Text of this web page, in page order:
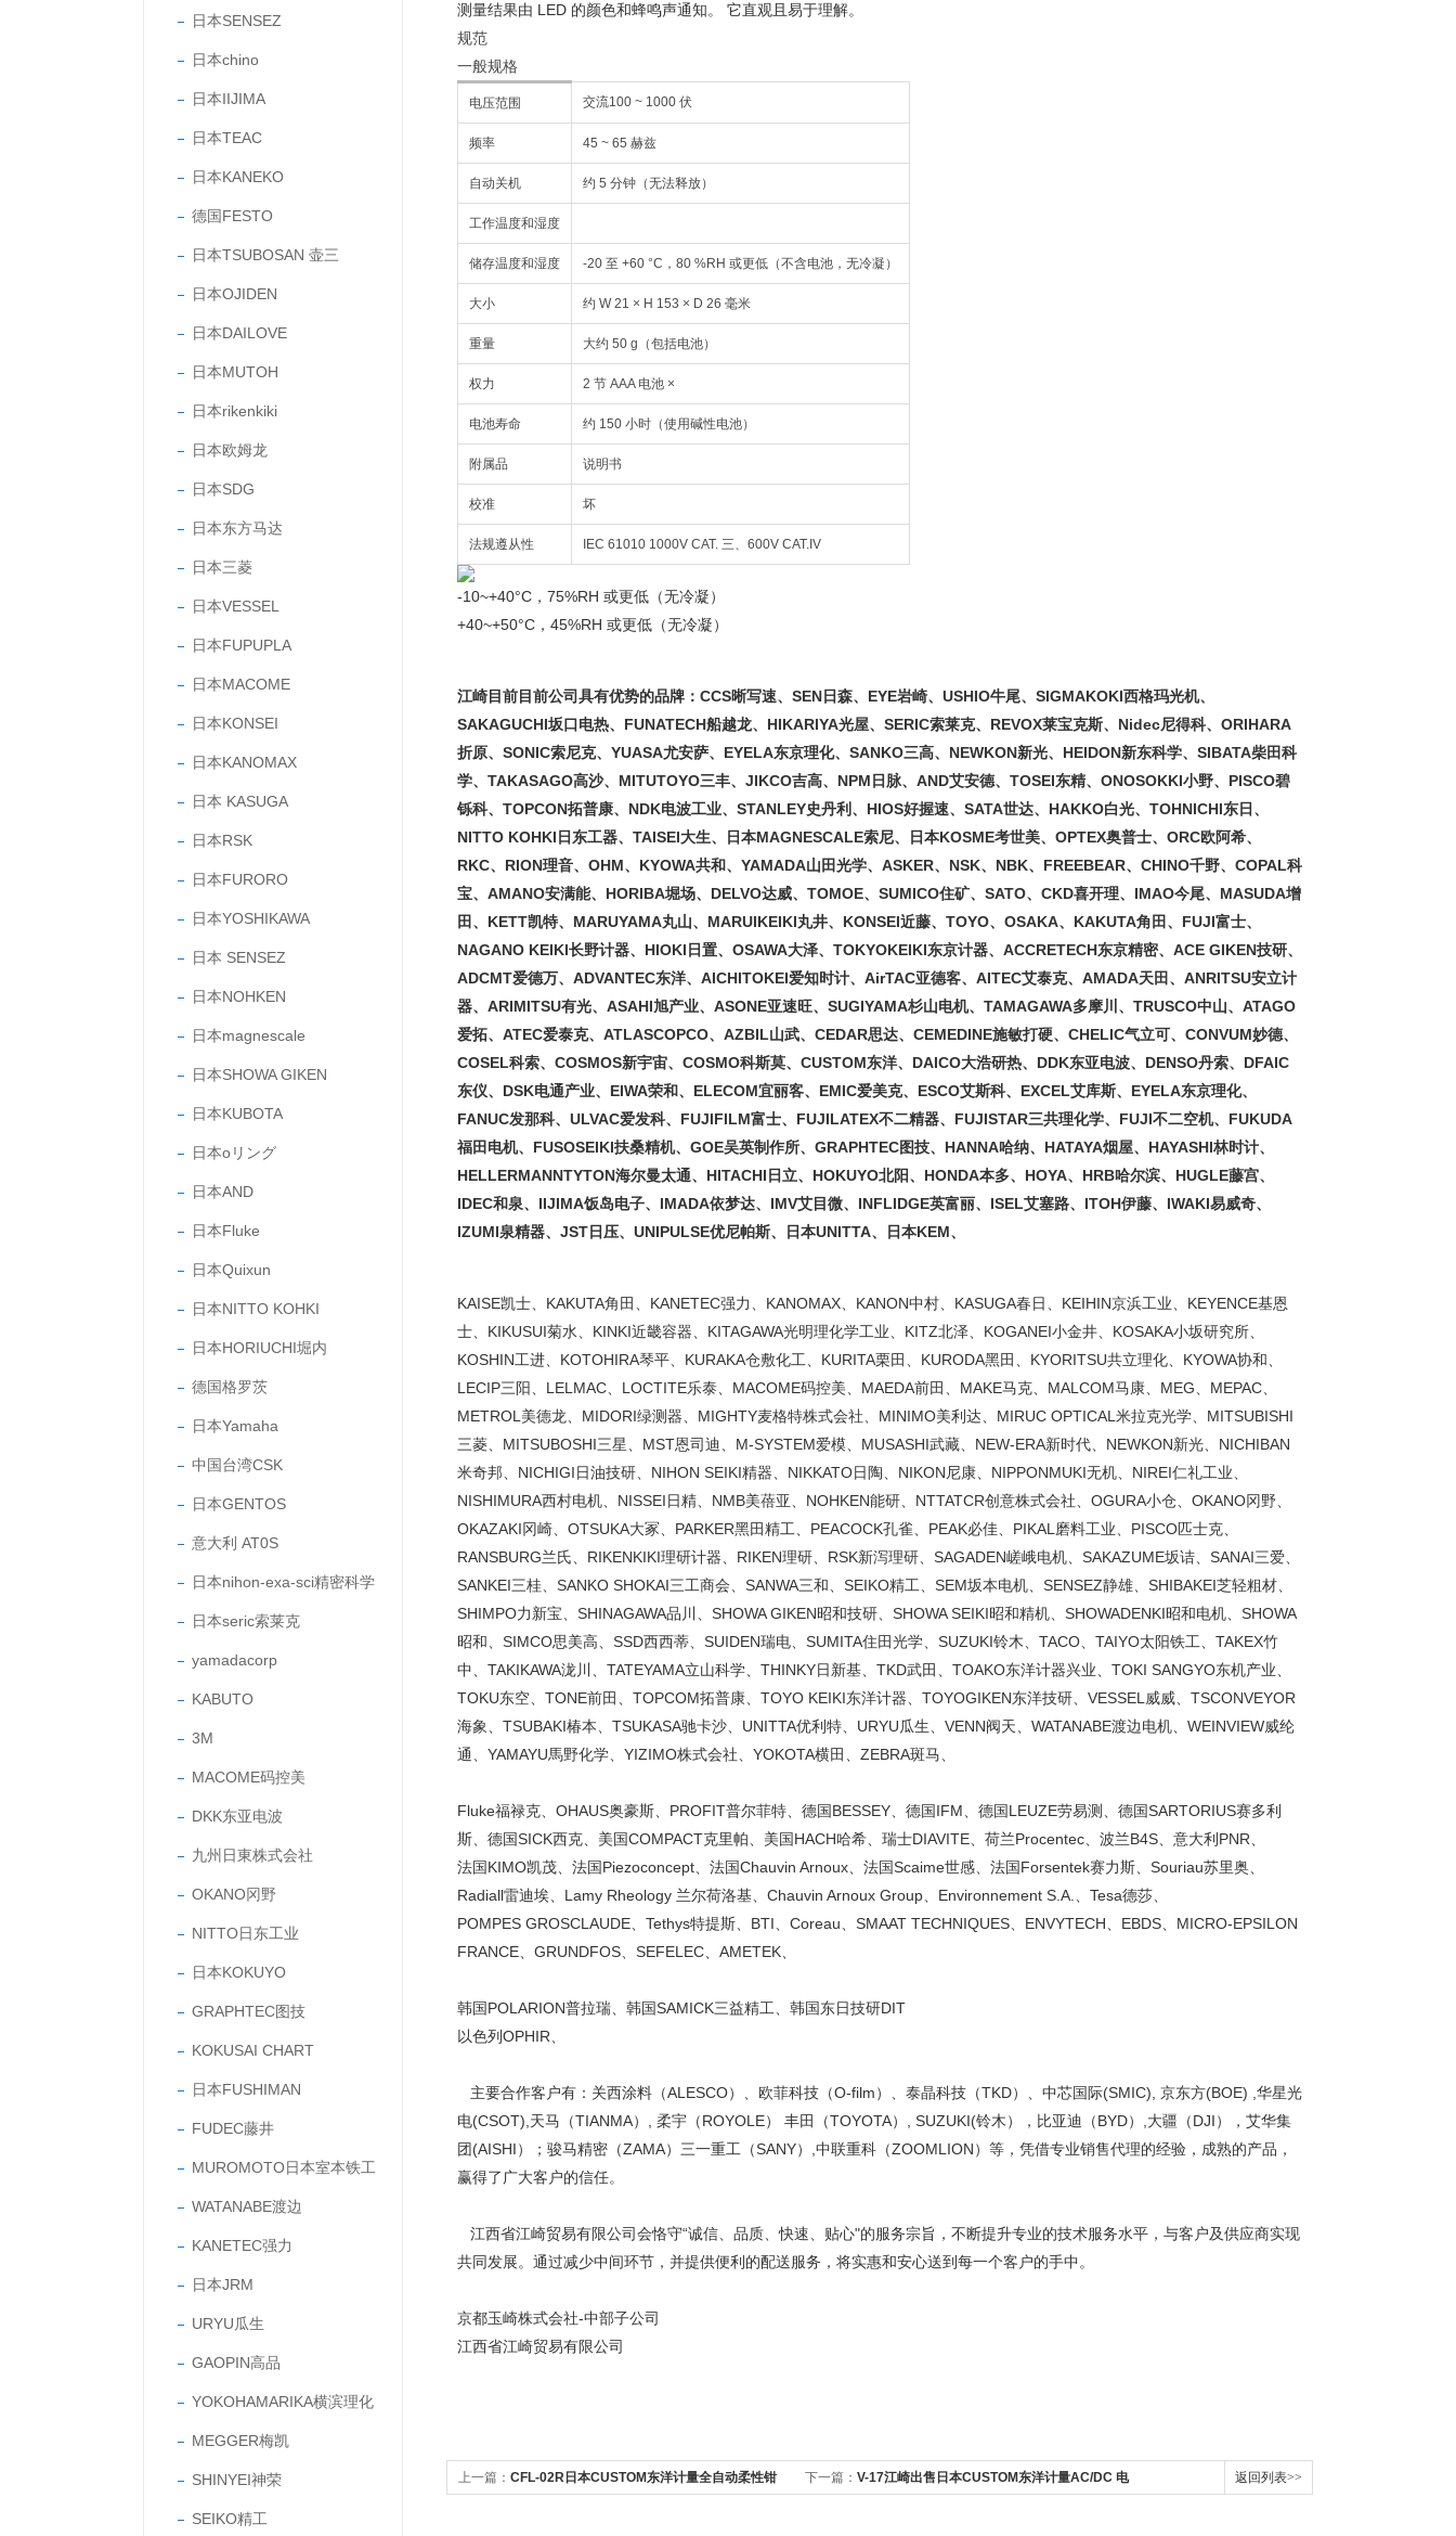
日本SENSEZ
日本chino
日本IIJIMA
日本TEAC
日本KANEKO
德国FESTO
日本TSUBOSAN 壶三
日本OJIDEN
日本DAILOVE
日本MUTOH
日本rikenkiki
日本欧姆龙
日本SDG
日本东方马达
日本三菱
日本VESSEL
日本FUPUPLA
日本MACOME
日本KONSEI
日本KANOMAX
日本 KASUGA
日本RSK
日本FURORO
日本YOSHIKAWA
日本 SENSEZ
日本NOHKEN
日本magnescale
日本SHOWA GIKEN
日本KUBOTA
日本oリング
日本AND
日本Fluke
日本Quixun
日本NITTO KOHKI
日本HORIUCHI堀内
德国格罗茨
日本Yamaha
中国台湾CSK
日本GENTOS
意大利 AT0S
日本nihon-exa-sci精密科学
日本seric索莱克
yamadacorp
KABUTO
3M
MACOME码控美
DKK东亚电波
九州日東株式会社
OKANO冈野
NITTO日东工业
日本KOKUYO
GRAPHTEC图技
KOKUSAI CHART
日本FUSHIMAN
FUDEC藤井
MUROMOTO日本室本铁工
WATANABE渡边
KANETEC强力
日本JRM
URYU瓜生
GAOPIN高品
YOKOHAMARIKA横滨理化
MEGGER梅凯
SHINYEI神荣
SEIKO精工
测量结果由 LED 的颜色和蜂鸣声通知。 它直观且易于理解。
规范
一般规格
电压范围 交流100 ~ 1000 伏
频率 45 ~ 65 赫兹
自动关机 约 5 分钟（无法释放）
工作温度和湿度
储存温度和湿度 -20 至 +60 °C，80 %RH 或更低（不含电池，无冷凝）
大小 约 W 21 × H 153 × D 26 毫米
重量 大约 50 g（包括电池）
权力 2 节 AAA 电池 ×
电池寿命 约 150 小时（使用碱性电池）
附属品 说明书
校准 坏
法规遵从性 IEC 61010 1000V CAT. 三、600V CAT.IV
-10~+40°C，75%RH 或更低（无冷凝）
+40~+50°C，45%RH 或更低（无冷凝）
江崎目前目前公司具有优势的品牌：CCS晰写速、SEN日森、EYE岩崎、USHIO牛尾、SIGMAKOKI西格玛光机、
SAKAGUCHI坂口电热、FUNATECH船越龙、HIKARIYA光屋、SERIC索莱克、REVOX莱宝克斯、Nidec尼得科、ORIHARA
折原、SONIC索尼克、YUASA尤安萨、EYELA东京理化、SANKO三高、NEWKON新光、HEIDON新东科学、SIBATA柴田科
学、TAKASAGO高沙、MITUTOYO三丰、JIKCO吉高、NPM日脉、AND艾安德、TOSEI东精、ONOSOKKI小野、PISCO碧
铄科、TOPCON拓普康、NDK电波工业、STANLEY史丹利、HIOS好握速、SATA世达、HAKKO白光、TOHNICHI东日、
NITTO KOHKI日东工器、TAISEI大生、日本MAGNESCALE索尼、日本KOSME考世美、OPTEX奥普士、ORC欧阿希、
RKC、RION理音、OHM、KYOWA共和、YAMADA山田光学、ASKER、NSK、NBK、FREEBEAR、CHINO千野、COPAL科
宝、AMANO安满能、HORIBA堀场、DELVO达威、TOMOE、SUMICO住矿、SATO、CKD喜开理、IMAO今尾、MASUDA增
田、KETT凯特、MARUYAMA丸山、MARUIKEIKI丸井、KONSEI近藤、TOYO、OSAKA、KAKUTA角田、FUJI富士、
NAGANO KEIKI长野计器、HIOKI日置、OSAWA大泽、TOKYOKEIKI东京计器、ACCRETECH东京精密、ACE GIKEN技研、
ADCMT爱德万、ADVANTEC东洋、AICHITOKEI爱知时计、AirTAC亚德客、AITEC艾泰克、AMADA天田、ANRITSU安立计
器、ARIMITSU有光、ASAHI旭产业、ASONE亚速旺、SUGIYAMA杉山电机、TAMAGAWA多摩川、TRUSCO中山、ATAGO
爱拓、ATEC爱泰克、ATLASCOPCO、AZBIL山武、CEDAR思达、CEMEDINE施敏打硬、CHELIC气立可、CONVUM妙德、
COSEL科索、COSMOS新宇宙、COSMO科斯莫、CUSTOM东洋、DAICO大浩研热、DDK东亚电波、DENSO丹索、DFAIC
东仪、DSK电通产业、EIWA荣和、ELECOM宜丽客、EMIC爱美克、ESCO艾斯科、EXCEL艾库斯、EYELA东京理化、
FANUC发那科、ULVAC爱发科、FUJIFILM富士、FUJILATEX不二精器、FUJISTAR三共理化学、FUJI不二空机、FUKUDA
福田电机、FUSOSEIKI扶桑精机、GOE吴英制作所、GRAPHTEC图技、HANNA哈纳、HATAYA烟屋、HAYASHI林时计、
HELLERMANNTYTON海尔曼太通、HITACHI日立、HOKUYO北阳、HONDA本多、HOYA、HRB哈尔滨、HUGLE藤宫、
IDEC和泉、IIJIMA饭岛电子、IMADA依梦达、IMV艾目微、INFLIDGE英富丽、ISEL艾塞路、ITOH伊藤、IWAKI易威奇、
IZUMI泉精器、JST日压、UNIPULSE优尼帕斯、日本UNITTA、日本KEM、
KAISE凯士、KAKUTA角田、KANETEC强力、KANOMAX、KANON中村、KASUGA春日、KEIHIN京浜工业、KEYENCE基恩
士、KIKUSUI菊水、KINKI近畿容器、KITAGAWA光明理化学工业、KITZ北泽、KOGANEI小金井、KOSAKA小坂研究所、
KOSHIN工进、KOTOHIRA琴平、KURAKA仓敷化工、KURITA栗田、KURODA黑田、KYORITSU共立理化、KYOWA协和、
LECIP三阳、LELMAC、LOCTITE乐泰、MACOME码控美、MAEDA前田、MAKE马克、MALCOM马康、MEG、MEPAC、
METROL美德龙、MIDORI绿测器、MIGHTY麦格特株式会社、MINIMO美利达、MIRUC OPTICAL米拉克光学、MITSUBISHI
三菱、MITSUBOSHI三星、MST恩司迪、M-SYSTEM爱模、MUSASHI武藏、NEW-ERA新时代、NEWKON新光、NICHIBAN
米奇邦、NICHIGI日油技研、NIHON SEIKI精器、NIKKATO日陶、NIKON尼康、NIPPONMUKI无机、NIREI仁礼工业、
NISHIMURA西村电机、NISSEI日精、NMB美蓓亚、NOHKEN能研、NTTATCR创意株式会社、OGURA小仓、OKANO冈野、
OKAZAKI冈崎、OTSUKA大冢、PARKER黑田精工、PEACOCK孔雀、PEAK必佳、PIKAL磨料工业、PISCO匹士克、
RANSBURG兰氏、RIKENKIKI理研计器、RIKEN理研、RSK新泻理研、SAGADEN嵯峨电机、SAKAZUME坂诘、SANAI三爱、
SANKEI三桂、SANKO SHOKAI三工商会、SANWA三和、SEIKO精工、SEM坂本电机、SENSEZ静雄、SHIBAKEI芝轻粗材、
SHIMPO力新宝、SHINAGAWA品川、SHOWA GIKEN昭和技研、SHOWA SEIKI昭和精机、SHOWADENKI昭和电机、SHOWA
昭和、SIMCO思美高、SSD西西蒂、SUIDEN瑞电、SUMITA住田光学、SUZUKI铃木、TACO、TAIYO太阳铁工、TAKEX竹
中、TAKIKAWA泷川、TATEYAMA立山科学、THINKY日新基、TKD武田、TOAKO东洋计器兴业、TOKI SANGYO东机产业、
TOKU东空、TONE前田、TOPCOM拓普康、TOYO KEIKI东洋计器、TOYOGIKEN东洋技研、VESSEL威威、TSCONVEYOR
海象、TSUBAKI椿本、TSUKASA驰卡沙、UNITTA优利特、URYU瓜生、VENN阀天、WATANABE渡边电机、WEINVIEW威纶
通、YAMAYU馬野化学、YIZIMO株式会社、YOKOTA横田、ZEBRA斑马、
Fluke福禄克、OHAUS奥豪斯、PROFIT普尔菲特、德国BESSEY、德国IFM、德国LEUZE劳易测、德国SARTORIUS赛多利
斯、德国SICK西克、美国COMPACT克里帕、美国HACH哈希、瑞士DIAVITE、荷兰Procentec、波兰B4S、意大利PNR、
法国KIMO凯茂、法国Piezoconcept、法国Chauvin Arnoux、法国Scaime世感、法国Forsentek赛力斯、Souriau苏里奥、
Radiall雷迪埃、Lamy Rheology 兰尔荷洛基、Chauvin Arnoux Group、Environnement S.A.、Tesa德莎、
POMPES GROSCLAUDE、Tethys特提斯、BTI、Coreau、SMAAT TECHNIQUES、ENVYTECH、EBDS、MICRO-EPSILON
FRANCE、GRUNDFOS、SEFELEC、AMETEK、
韩国POLARION普拉瑞、韩国SAMICK三益精工、韩国东日技研DIT
以色列OPHIR、
主要合作客户有：关西涂料（ALESCO）、欧菲科技（O-film）、泰晶科技（TKD）、中芯国际(SMIC), 京东方(BOE) ,华星光
电(CSOT),天马（TIANMA）, 柔宇（ROYOLE） 丰田（TOYOTA）, SUZUKI(铃木），比亚迪（BYD）,大疆（DJI），艾华集
团(AISHI）；骏马精密（ZAMA）三一重工（SANY）,中联重科（ZOOMLION）等，凭借专业销售代理的经验，成熟的产品，
赢得了广大客户的信任。
江西省江崎贸易有限公司会恪守“诚信、品质、快速、贴心"的服务宗旨，不断提升专业的技术服务水平，与客户及供应商实现
共同发展。通过减少中间环节，并提供便利的配送服务，将实惠和安心送到每一个客户的手中。
京都玉崎株式会社-中部子公司
江西省江崎贸易有限公司
上一篇： CFL-02R日本CUSTOM东洋计量全自动柔性钳 下一篇： V-17江崎出售日本CUSTOM东洋计量AC/DC 电 返回列表>>